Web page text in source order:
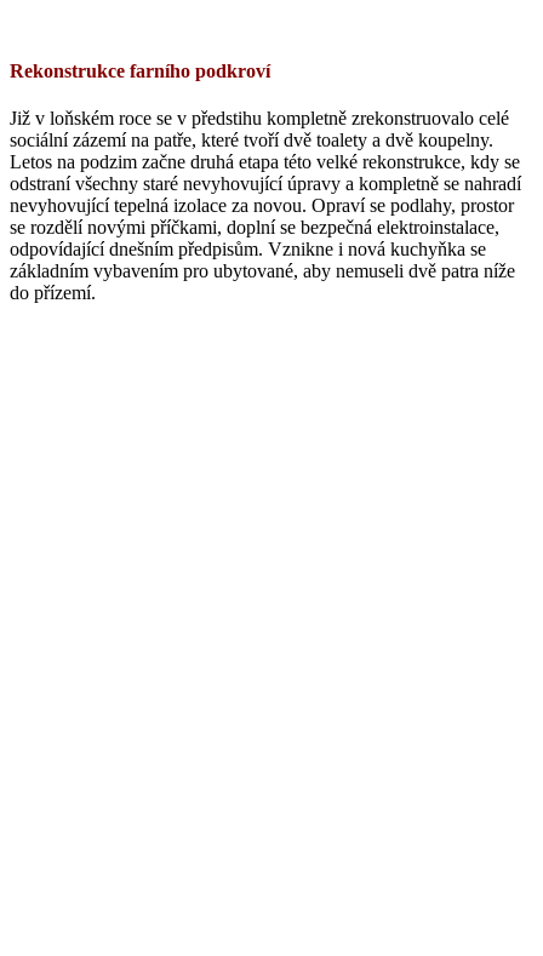
Rekonstrukce farního podkroví
Již v loňském roce se v předstihu kompletně zrekonstruovalo celé
sociální zázemí na patře, které tvoří dvě toalety a dvě koupelny.
Letos na podzim začne druhá etapa této velké rekonstrukce, kdy se
odstraní všechny staré nevyhovující úpravy a kompletně se nahradí
nevyhovující tepelná izolace za novou. Opraví se podlahy, prostor
se rozdělí novými příčkami, doplní se bezpečná elektroinstalace,
odpovídající dnešním předpisům. Vznikne i nová kuchyňka se
základním vybavením pro ubytované, aby nemuseli dvě patra níže
do přízemí.